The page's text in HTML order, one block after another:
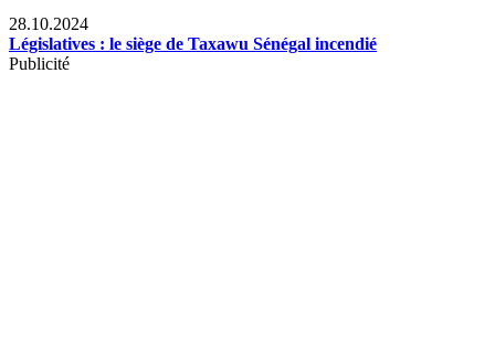
28.10.2024
Législatives : le siège de Taxawu Sénégal incendié
Publicité